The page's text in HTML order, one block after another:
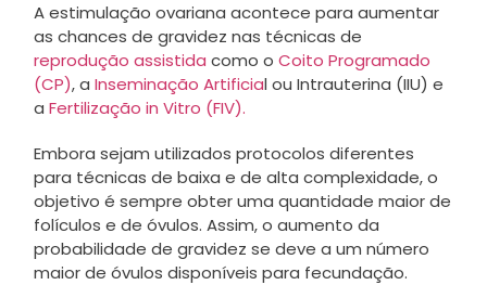
A estimulação ovariana acontece para aumentar
as chances de gravidez nas técnicas de
reprodução assistida como o Coito Programado
(CP), a Inseminação Artificial ou Intrauterina (IIU) e
a Fertilização in Vitro (FIV).
Embora sejam utilizados protocolos diferentes
para técnicas de baixa e de alta complexidade, o
objetivo é sempre obter uma quantidade maior de
folículos e de óvulos. Assim, o aumento da
probabilidade de gravidez se deve a um número
maior de óvulos disponíveis para fecundação.